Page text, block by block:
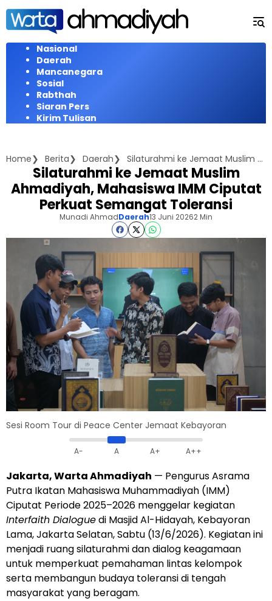
Langsung
konten
Nasional
Daerah
Mancanegara
Sosial
Rabthah
Siaran Pers
Kirim Tulisan
Home Berita Daerah Silaturahmi ke Jemaat Muslim Ahmadiyah, Mahasiswa IMM Ciputat Perkuat Semangat Toleransi
Silaturahmi ke Jemaat Muslim
Ahmadiyah, Mahasiswa IMM Ciputat
Perkuat Semangat Toleransi
Munadi AhmadDaerah13 Juni 20262 Min
Sesi Room Tour di Peace Center Jemaat Kebayoran
A- A A+ A++
Jakarta, Warta Ahmadiyah — Pengurus Asrama
Putra Ikatan Mahasiswa Muhammadiyah (IMM)
Ciputat Periode 2025–2026 menggelar kegiatan
Interfaith Dialoguedi Masjid Al-Hidayah, Kebayoran
Lama, Jakarta Selatan, Sabtu (13/6/2026). Kegiatan ini
menjadi ruang silaturahmi dan dialog keagamaan
untuk memperkuat pemahaman lintas kelompok
serta membangun budaya toleransi di tengah
masyarakat yang beragam.